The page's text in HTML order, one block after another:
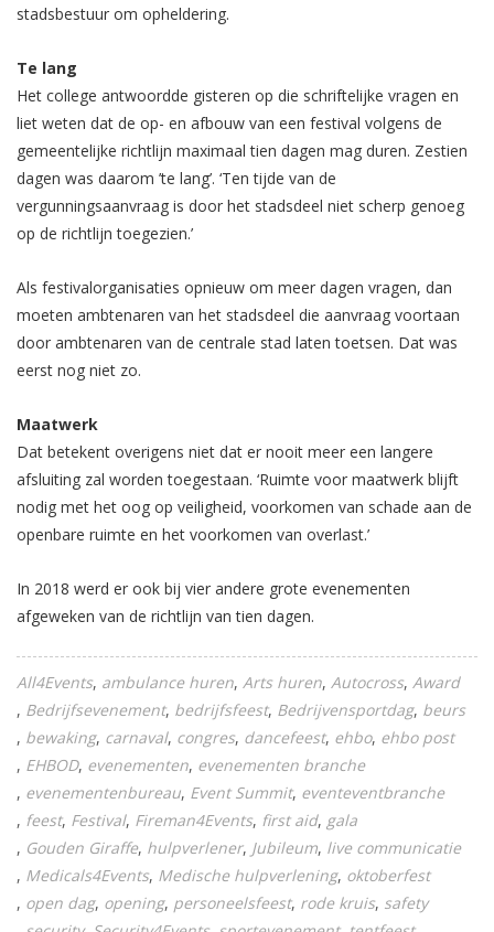
stadsbestuur om opheldering.
Te lang
Het college antwoordde gisteren op die schriftelijke vragen en
liet weten dat de op- en afbouw van een festival volgens de
gemeentelijke richtlijn maximaal tien dagen mag duren. Zestien
dagen was daarom ’te lang’. ‘Ten tijde van de
vergunningsaanvraag is door het stadsdeel niet scherp genoeg
op de richtlijn toegezien.’
Als festivalorganisaties opnieuw om meer dagen vragen, dan
moeten ambtenaren van het stadsdeel die aanvraag voortaan
door ambtenaren van de centrale stad laten toetsen. Dat was
eerst nog niet zo.
Maatwerk
Dat betekent overigens niet dat er nooit meer een langere
afsluiting zal worden toegestaan. ‘Ruimte voor maatwerk blijft
nodig met het oog op veiligheid, voorkomen van schade aan de
openbare ruimte en het voorkomen van overlast.’
In 2018 werd er ook bij vier andere grote evenementen
afgeweken van de richtlijn van tien dagen.
All4Events ambulance huren Arts huren Autocross Award
Bedrijfsevenement bedrijfsfeest Bedrijvensportdag beurs
bewaking carnaval congres dancefeest ehbo ehbo post
EHBOD evenementen evenementen branche
evenementenbureau Event Summit eventeventbranche
feest Festival Fireman4Events first aid gala
Gouden Giraffe hulpverlener Jubileum live communicatie
Medicals4Events Medische hulpverlening oktoberfest
open dag opening personeelsfeest rode kruis safety